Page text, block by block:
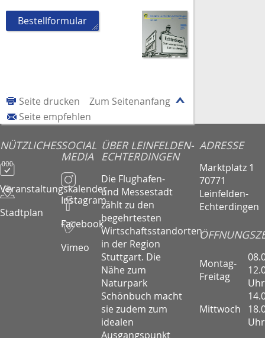
Bestellformular
Zum Seitenanfang
Seite drucken
Seite empfehlen
NÜTZLICHES
Veranstaltungskalender
Stadtplan
SOCIAL
MEDIA
Instagram
Facebook
Vimeo
ÜBER LEINFELDEN-
ECHTERDINGEN
Die Flughafen-
und Messestadt
zählt zu den
begehrtesten
Wirtschaftsstandorten
in der Region
Stuttgart. Die
Nähe zum
Naturpark
Schönbuch macht
sie zudem zum
idealen
Ausgangspunkt
ADRESSE
Marktplatz 1
70771
Leinfelden-
Echterdingen
Montag-
Freitag
Uhr
Mittwoch
Uhr